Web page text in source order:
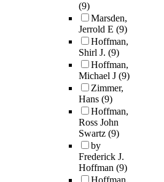
(9)
Marsden,
Jerrold E (9)
Hoffman,
Shirl J. (9)
Hoffman,
Michael J (9)
Zimmer,
Hans (9)
Hoffman,
Ross John
Swartz (9)
by
Frederick J.
Hoffman (9)